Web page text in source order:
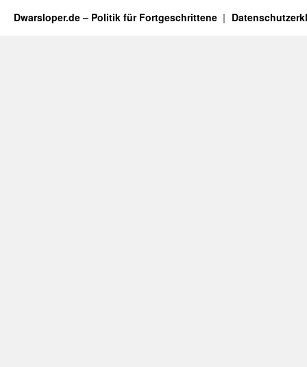
Dwarsloper.de – Politik für Fortgeschrittene